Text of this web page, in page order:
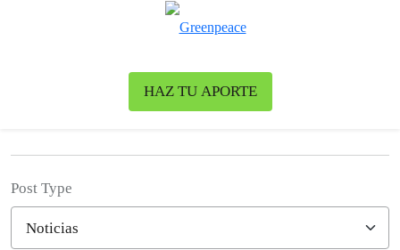
HAZ TU APORTE
News & Stories
Post Type